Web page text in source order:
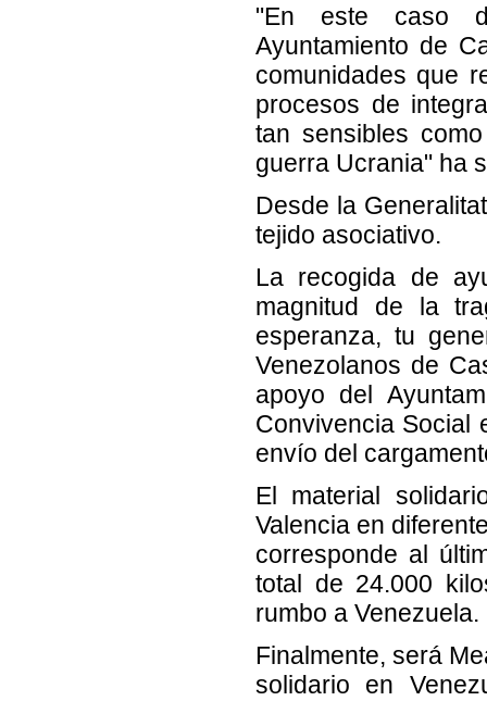
"En este caso
Ayuntamiento de
comunidades que
procesos de
tan sensibles
guerra Ucrania" ha
Desde la
tejido asociativo.
La recogida de
magnitud de la
esperanza, tu
Venezolanos de
apoyo del
Convivencia Social
envío del
El material
Valencia en
corresponde al
total de 24.000
rumbo a Venezuela.
Finalmente, será
solidario en